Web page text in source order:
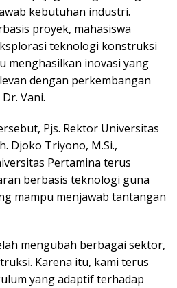
kebutuhan industri.
proyek, mahasiswa
teknologi konstruksi
menghasilkan inovasi yang
dengan perkembangan
Vani.
Pjs. Rektor Universitas
Djoko Triyono, M.Si.,
Pertamina terus
berbasis teknologi guna
mampu menjawab tantangan
mengubah berbagai sektor,
Karena itu, kami terus
yang adaptif terhadap